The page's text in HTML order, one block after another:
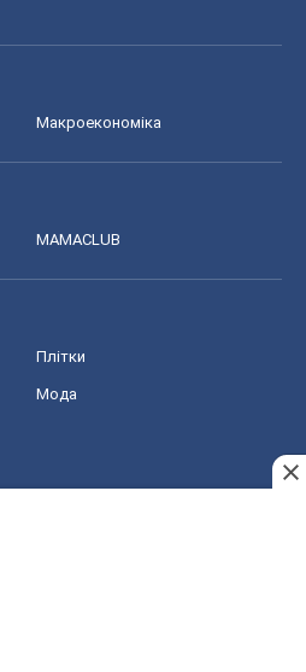
Макроекономіка
MAMACLUB
Плітки
Мода